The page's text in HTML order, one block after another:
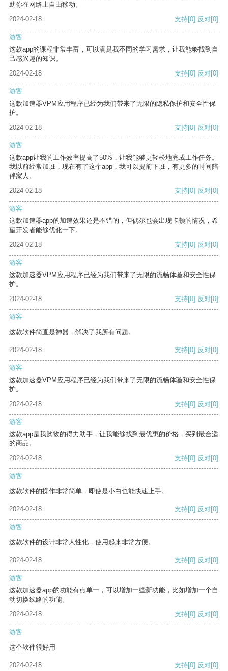
助你在网络上自由移动。
2024-02-18
支持[0] 反对[0]
游客
这款app的课程非常丰富，可以满足我不同的学习需求，让我能够找到自
己感兴趣的知识。
2024-02-18
支持[0] 反对[0]
游客
这款加速器VPM应用程序已经为我们带来了无限的隐私保护和安全性保
护。
2024-02-18
支持[0] 反对[0]
游客
这款app让我的工作效率提高了50%，让我能够更轻松地完成工作任务。
我以前经常加班，现在有了这个app，我可以提前下班，有更多的时间陪
伴家人。
2024-02-18
支持[0] 反对[0]
游客
这款加速器app的加速效果还是不错的，但偶尔也会出现卡顿的情况，希
望开发者能够优化一下。
2024-02-18
支持[0] 反对[0]
游客
这款加速器VPM应用程序已经为我们带来了无限的流畅体验和安全性保
护。
2024-02-18
支持[0] 反对[0]
游客
这款软件简直是神器，解决了我所有问题。
2024-02-18 支持[0] 反对[0]
游客
这款加速器VPM应用程序已经为我们带来了无限的流畅体验和安全性保
护。
2024-02-18
支持[0] 反对[0]
游客
这款app是我购物的得力助手，让我能够找到最优惠的价格，买到最合适
的商品。
2024-02-18
支持[0] 反对[0]
游客
这款软件的操作非常简单，即使是小白也能快速上手。
2024-02-18 支持[0] 反对[0]
游客
这款软件的设计非常人性化，使用起来非常方便。
2024-02-18 支持[0] 反对[0]
游客
这款加速器app的功能有点单一，可以增加一些新功能，比如增加一个自
动切换线路的功能。
2024-02-18
支持[0] 反对[0]
游客
这个软件很好用
2024-02-18 支持[0] 反对[0]